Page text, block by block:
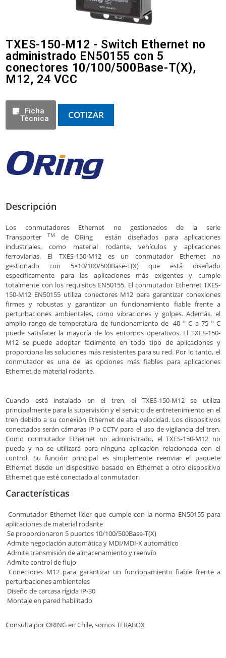
TXES-150-M12 - Switch Ethernet no
administrado EN50155 con 5
conectores 10/100/500Base-T(X),
M12, 24 VCC
Ficha
Técnica
COTIZAR
Descripción
Los conmutadores Ethernet no gestionados de la serie
Transporter
TM
de ORing están diseñados para aplicaciones
industriales, como material rodante, vehículos y aplicaciones
ferroviarias. El TXES-150-M12 es un conmutador Ethernet no
gestionado con 5×10/100/500Base-T(X) que está diseñado
específicamente para las aplicaciones más exigentes y cumple
totalmente con los requisitos EN50155. El conmutador Ethernet TXES-
150-M12 EN50155 utiliza conectores M12 para garantizar conexiones
firmes y robustas y garantizar un funcionamiento fiable frente a
perturbaciones ambientales, como vibraciones y golpes. Además, el
amplio rango de temperatura de funcionamiento de -40o C a 75 oC
puede satisfacer la mayoría de los entornos operativos. El TXES-150-
M12 se puede adoptar fácilmente en todo tipo de aplicaciones y
proporciona las soluciones más resistentes para su red. Por lo tanto, el
conmutador es una de las opciones más fiables para aplicaciones
Ethernet de material rodante.
Cuando está instalado en el tren, el TXES-150-M12 se utiliza
principalmente para la supervisión y el servicio de entretenimiento en el
tren debido a su conexión Ethernet de alta velocidad. Los dispositivos
conectados serán cámaras IP o CCTV para el uso de vigilancia del tren.
Como conmutador Ethernet no administrado, el TXES-150-M12 no
puede y no se utilizará para ninguna aplicación relacionada con el
control. Su función principal es simplemente reenviar el paquete
Ethernet desde un dispositivo basado en Ethernet a otro dispositivo
Ethernet que esté conectado al conmutador.
Características
Conmutador Ethernet líder que cumple con la norma EN50155 para
aplicaciones de material rodante
Se proporcionaron 5 puertos 10/100/500Base-T(X)
Admite negociación automática y MDI/MDI-X automático
Admite transmisión de almacenamiento y reenvío
Admite control de flujo
Conectores M12 para garantizar un funcionamiento fiable frente a
perturbaciones ambientales
Diseño de carcasa rígida IP-30
Montaje en pared habilitado
Consulta por ORING en Chile, somos TERABOX